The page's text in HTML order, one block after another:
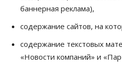
07 Августа 2026, 10:15
Общество
Новосибирской области, но
07 Августа 2026, 10:00
баннерная реклама),
содержание сайтов, на
содержание текстовых
«Новости компаний» и